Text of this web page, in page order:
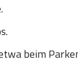
beim